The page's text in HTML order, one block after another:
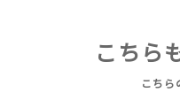
こちら